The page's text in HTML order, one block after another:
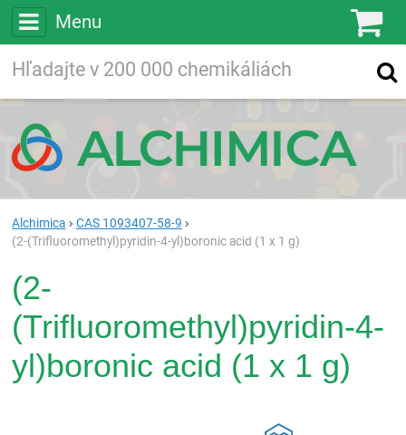
Menu
Vyhľadávanie
Alchimica
CAS 1093407-58-9
(2-(Trifluoromethyl)pyridin-4-yl)boronic acid (1 x 1 g)
(2-
(Trifluoromethyl)pyridin-4-
yl)boronic acid (1 x 1 g)